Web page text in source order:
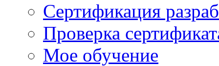
Сертификация
Проверка
Мое обучение